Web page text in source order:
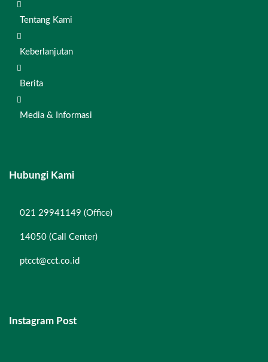
Tentang Kami
Keberlanjutan
Berita
Media & Informasi
Hubungi Kami
021 29941149 (Office)
14050 (Call Center)
ptcct@cct.co.id
Instagram Post